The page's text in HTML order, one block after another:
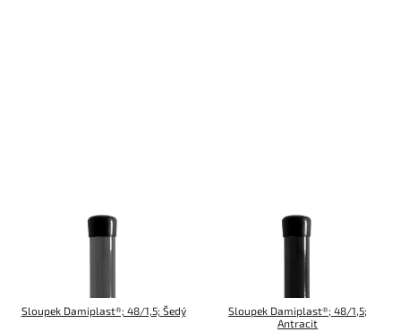
Sloupek Damiplast®; 48/1,5; Šedý
Sloupek Damiplast®; 48/1,5;
Antracit